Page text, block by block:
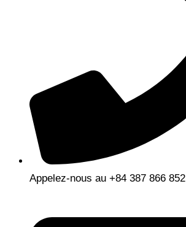
Appelez-nous au +84 387 866 852